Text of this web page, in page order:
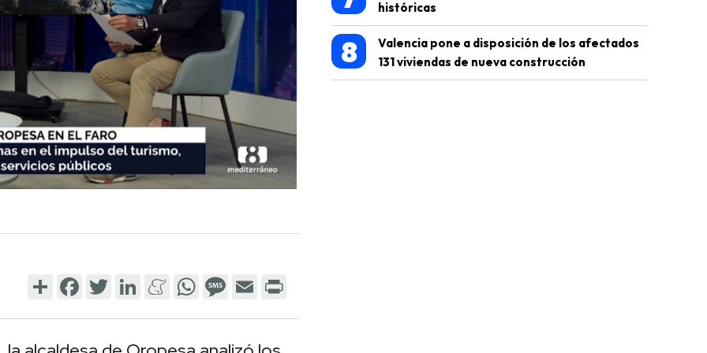
ShareFacebook
TwitterLinkedInMeneame
WhatsApp
Message
Email
históricas
8
Valencia pone a disposición de los afectados
131 viviendas de nueva construcción